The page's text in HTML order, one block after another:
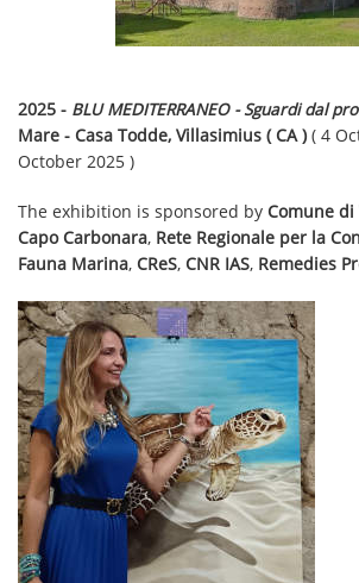
2025 - BLU MEDITERRANEO - Sguardi dal
Mare - Casa Todde, Villasimius ( CA )( 4
October 2025 )
The exhibition is sponsored by Comune di
Capo Carbonara, Rete Regionale per la
Fauna Marina, CReS, CNR IAS, Remedies